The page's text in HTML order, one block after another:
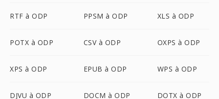
RTF à ODP PPSM à ODP XLS à ODP
POTX à ODP CSV à ODP OXPS à ODP
XPS à ODP EPUB à ODP WPS à ODP
DJVU à ODP DOCM à ODP DOTX à ODP